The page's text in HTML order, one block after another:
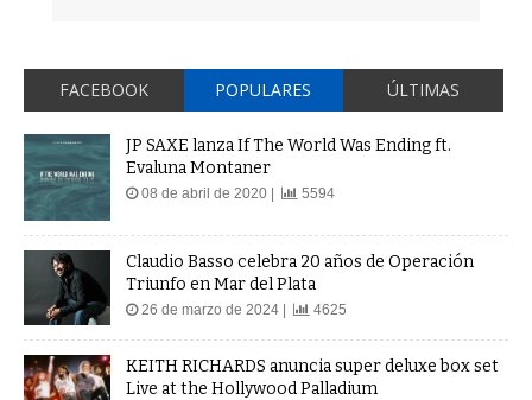
FACEBOOK POPULARES ÚLTIMAS
JP SAXE lanza If The World Was Ending ft.
Evaluna Montaner
08 de abril de 2020 | 5594
Claudio Basso celebra 20 años de Operación
Triunfo en Mar del Plata
26 de marzo de 2024 | 4625
KEITH RICHARDS anuncia super deluxe box set
Live at the Hollywood Palladium